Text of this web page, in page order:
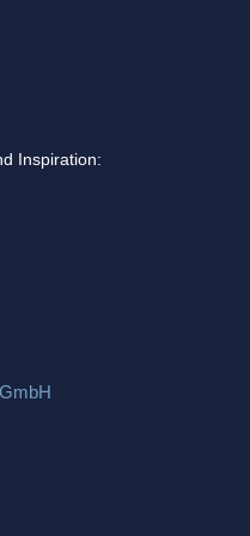
Inspiration: